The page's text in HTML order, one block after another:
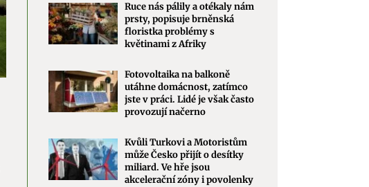
Ruce nás pálily a otékaly nám
prsty, popisuje brněnská
floristka problémy s
květinami z Afriky
Fotovoltaika na balkoně
utáhne domácnost, zatímco
jste v práci. Lidé je však často
provozují načerno
Kvůli Turkovi a Motoristům
může Česko přijít o desítky
miliard. Ve hře jsou
akcelerační zóny i povolenky